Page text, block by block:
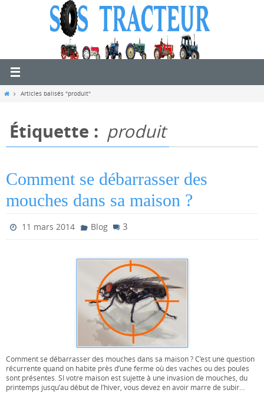
HomeArticles balisés "produit"
Étiquette : produit
Comment se débarrasser des
mouches dans sa maison ?
11 mars 2014 Blog 3
Comment se débarrasser des mouches dans sa maison ? C’est une question
récurrente quand on habite près d’une ferme où des vaches ou des poules
sont présentes. SI votre maison est sujette à une invasion de mouches, du
printemps jusqu’au début de l’hiver, vous devez en avoir marre de subir…